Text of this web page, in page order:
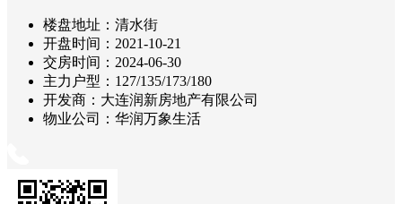
楼盘地址： 清水街
开盘时间： 2021-10-21
交房时间： 2024-06-30
主力户型： 127/135/173/180
开发商： 大连润新房地产有限公司
物业公司： 华润万象生活